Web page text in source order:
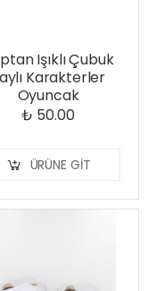
Işıklı Çubuk
Karakterler
Oyuncak
₺ 50.00
ÜRÜNE GIT